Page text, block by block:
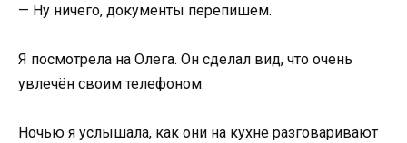
— Ну ничего, документы перепишем.
Я посмотрела на Олега. Он сделал вид, что очень
увлечён своим телефоном.
Ночью я услышала, как они на кухне разговаривают